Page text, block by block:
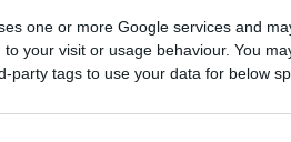
one or more Google services and
your visit or usage behaviour. You
party tags to use your data for below
20 Minutes